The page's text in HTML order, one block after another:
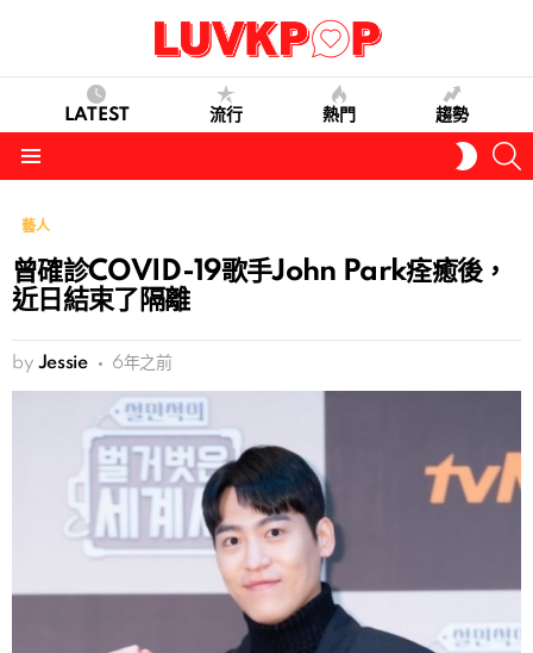
LATEST 流行 熱門 趨勢
SKIN
藝人
曾確診COVID-19歌手John Park痊癒後，
近日結束了隔離
by Jessie 6年之前